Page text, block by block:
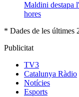
Maldini destapa
hores
* Dades de les últimes
Publicitat
TV3
Catalunya Ràdio
Notícies
Esports